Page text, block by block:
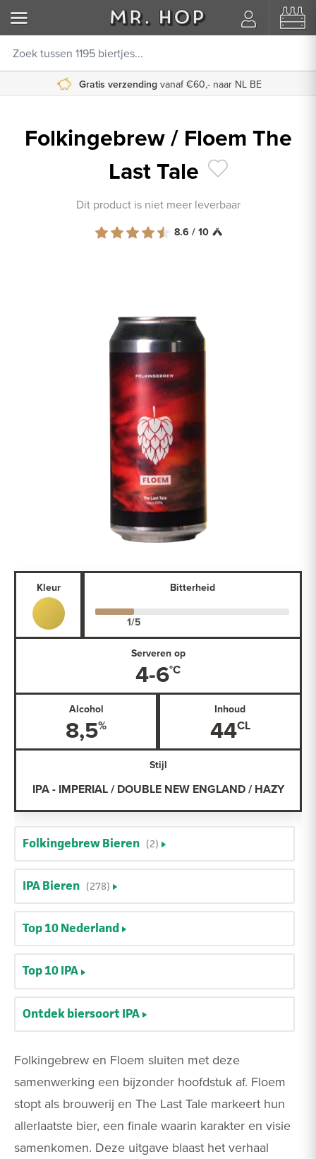
Gratis verzending vanaf €60,- naar NL BE
Folkingebrew / Floem The
Last Tale
Dit product is niet meer leverbaar
8.6 / 10
Folkingebrew en Floem sluiten met deze
samenwerking een bijzonder hoofdstuk af. Floem
stopt als brouwerij en The Last Tale markeert hun
allerlaatste bier, een finale waarin karakter en visie
samenkomen. Deze uitgave blaast het verhaal
Kleur Bitterheid
Serveren op
4-6
Alcohol
8,5
Inhoud
44
Stijl
IPA - IMPERIAL / DOUBLE NEW ENGLAND / HAZY
Folkingebrew Bieren (2)
IPA Bieren (278)
Top 10 Nederland
Top 10 IPA
Ontdek biersoort IPA